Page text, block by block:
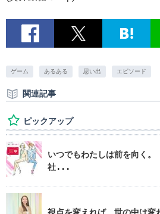
ゲーム あるある 思い出 エピソード
関連記事
ピックアップ
いつでもわたしは前を向く
社...